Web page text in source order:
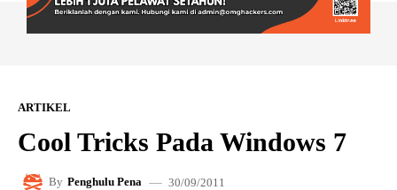
ARTIKEL
Cool Tricks Pada Windows 7
By Penghulu Pena 30/09/2011